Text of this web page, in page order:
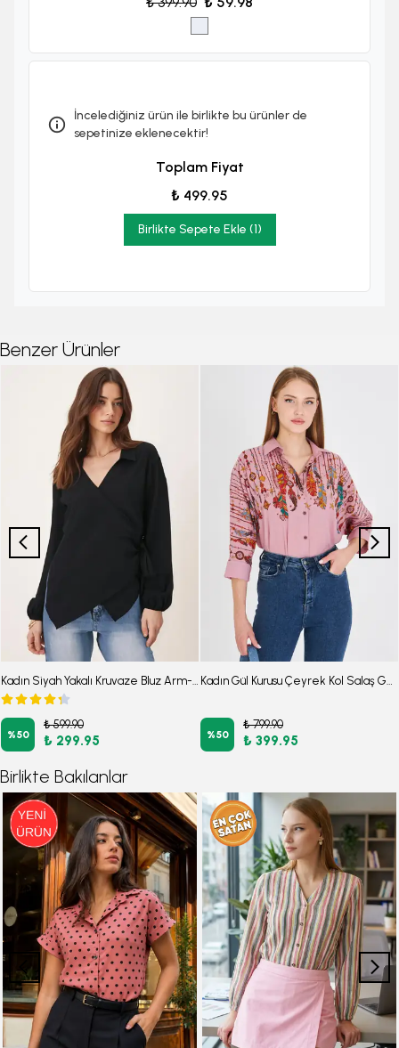
İncelediğiniz ürün ile birlikte bu ürünler de
sepetinize eklenecektir!
Toplam Fiyat
₺ 499.95
Birlikte Sepete Ekle (1)
Benzer Ürünler
%50
₺ 599.90
₺ 299.95 %50
₺ 799.90
₺ 399.95
Birlikte Bakılanlar